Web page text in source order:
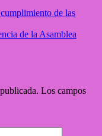
de las
de la Asamblea
Los campos